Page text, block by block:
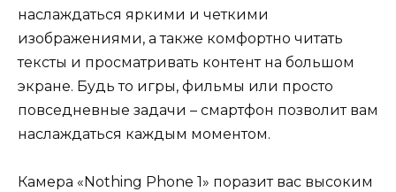
наслаждаться яркими и четкими
изображениями, а также комфортно читать
тексты и просматривать контент на большом
экране. Будь то игры, фильмы или просто
повседневные задачи – смартфон позволит вам
наслаждаться каждым моментом.
Камера «Nothing Phone 1» поразит вас высоким